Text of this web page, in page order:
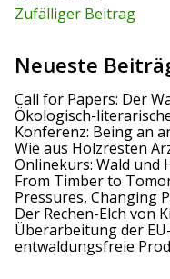
u
m
e
r
i
e
r
Zufälliger Beitrag
Neueste
Call for Papers: Der
Ökologisch-
Konferenz: Being an
Wie aus Holzresten
Onlinekurs: Wald und
From Timber to
Pressures, Changing
Der Rechen-Elch von
Überarbeitung der
entwaldungsfreie